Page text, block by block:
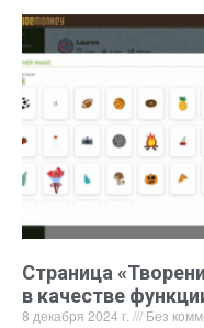
Страница
в качестве
8 декабря 2024 г. Без